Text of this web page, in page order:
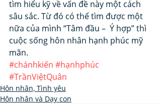
tìm hiểu kỹ về vấn đề này một cách
sâu sắc. Từ đó có thể tìm được một
nữa của mình “Tâm đầu –  Ý hợp” thì
cuộc sống hôn nhân hạnh phúc mỹ
mãn.
#chánhkiến #hạnhphúc
#TrầnViệtQuân
Hôn nhân, Tình yêu
Hôn nhân và Dạy con